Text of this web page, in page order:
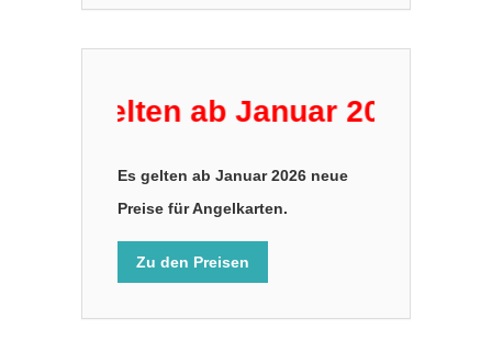
Es gelten ab Januar 2026 neue
Es gelten ab Januar 2026 neue
Preise für Angelkarten.
Zu den Preisen